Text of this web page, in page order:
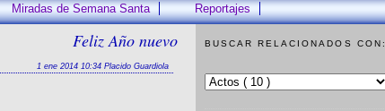
Miradas de Semana Santa Reportajes
Feliz Año nuevo
1 ene 2014 10:34 Placido Guardiola
BUSCAR RELACIONADOS CON: